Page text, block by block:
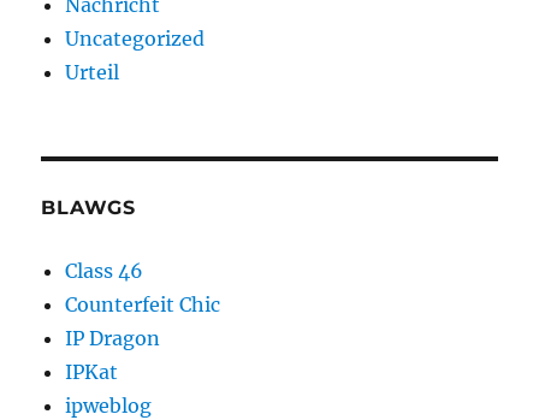
Nachricht
Uncategorized
Urteil
BLAWGS
Class 46
Counterfeit Chic
IP Dragon
IPKat
ipweblog